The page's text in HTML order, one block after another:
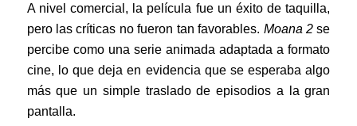
A nivel comercial, la película fue un éxito de taquilla,
pero las críticas no fueron tan favorables. Moana 2se
percibe como una serie animada adaptada a formato
cine, lo que deja en evidencia que se esperaba algo
más que un simple traslado de episodios a la gran
pantalla.